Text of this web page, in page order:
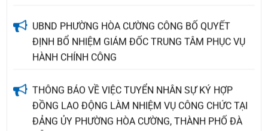
ĐỊNH BỔ NHIỆM GIÁM ĐỐC TRUNG TÂM PHỤC VỤ
HÀNH CHÍNH CÔNG
ĐỒNG LAO ĐỘNG LÀM NHIỆM VỤ CÔNG CHỨC TẠI
ĐẢNG ỦY PHƯỜNG HÒA CƯỜNG, THÀNH PHỐ ĐÀ
NẴNG